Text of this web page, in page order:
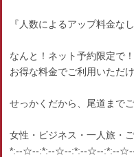
『人数によるアップ料金
なんと！ネット予約限定で！
お得な料金でご利用いただ
せっかくだから、尾道まで
女性・ビジネス・一人旅・
*:--☆--:*:--☆--:*:--☆--:*:--